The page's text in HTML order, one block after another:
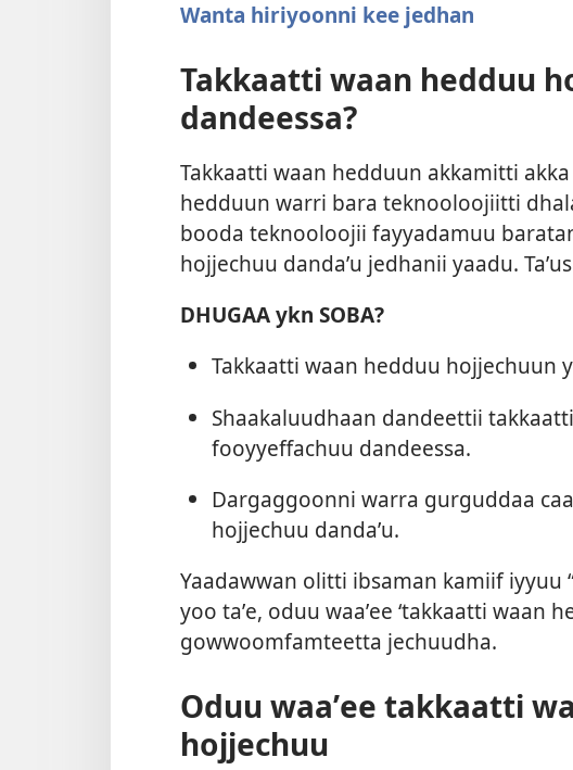
Wanta hiriyoonni kee jedhan
Takkaatti waan hedduu
dandeessa?
Takkaatti waan hedduun akkamitti
hedduun warri bara teknooloojiitti
booda teknooloojii fayyadamuu
hojjechuu dandaʼu jedhanii yaadu.
DHUGAA ykn SOBA?
Takkaatti waan hedduu hojjechuun
Shaakaluudhaan dandeettii
fooyyeffachuu dandeessa.
Dargaggoonni warra gurguddaa
hojjechuu dandaʼu.
Yaadawwan olitti ibsaman kamiif iyyuu
yoo taʼe, oduu waaʼee ‘takkaatti waan
gowwoomfamteetta jechuudha.
Oduu waaʼee takkaatti
hojjechuu